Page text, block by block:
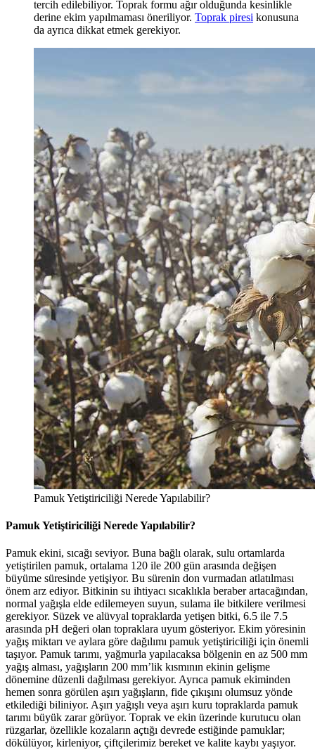
tercih edilebiliyor. Toprak formu ağır olduğunda kesinlikle
derine ekim yapılmaması öneriliyor. Toprak piresi konusuna
da ayrıca dikkat etmek gerekiyor.
Pamuk Yetiştiriciliği Nerede Yapılabilir?
Pamuk Yetiştiriciliği Nerede Yapılabilir?
Pamuk ekini, sıcağı seviyor. Buna bağlı olarak, sulu ortamlarda
yetiştirilen pamuk, ortalama 120 ile 200 gün arasında değişen
büyüme süresinde yetişiyor. Bu sürenin don vurmadan atlatılması
önem arz ediyor. Bitkinin su ihtiyacı sıcaklıkla beraber artacağından,
normal yağışla elde edilemeyen suyun, sulama ile bitkilere verilmesi
gerekiyor. Süzek ve alüvyal topraklarda yetişen bitki, 6.5 ile 7.5
arasında pH değeri olan topraklara uyum gösteriyor. Ekim yöresinin
yağış miktarı ve aylara göre dağılımı pamuk yetiştiriciliği için önemli
taşıyor. Pamuk tarımı, yağmurla yapılacaksa bölgenin en az 500 mm
yağış alması, yağışların 200 mm’lik kısmının ekinin gelişme
dönemine düzenli dağılması gerekiyor. Ayrıca pamuk ekiminden
hemen sonra görülen aşırı yağışların, fide çıkışını olumsuz yönde
etkilediği biliniyor. Aşırı yağışlı veya aşırı kuru topraklarda pamuk
tarımı büyük zarar görüyor. Toprak ve ekin üzerinde kurutucu olan
rüzgarlar, özellikle kozaların açtığı devrede estiğinde pamuklar;
dökülüyor, kirleniyor, çiftçilerimiz bereket ve kalite kaybı yaşıyor.